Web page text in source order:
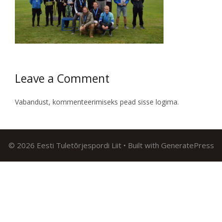
Leave a Comment
Vabandust, kommenteerimiseks pead sisse logima.
© 2026 Eesti Tuletõrjespordi Liit• Built with GeneratePress